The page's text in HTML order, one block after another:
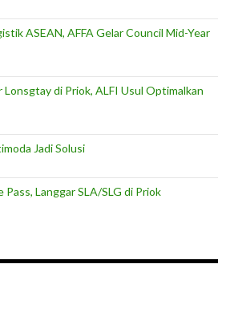
ASEAN, AFFA Gelar Council Mid-Year
di Priok, ALFI Usul Optimalkan
Jadi Solusi
Langgar SLA/SLG di Priok